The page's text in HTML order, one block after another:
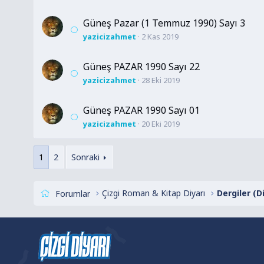
Güneş Pazar (1 Temmuz 1990) Sayı 3
yazicizahmet 2 Kas 2019
Güneş PAZAR 1990 Sayı 22
yazicizahmet 28 Eki 2019
Güneş PAZAR 1990 Sayı 01
yazicizahmet 20 Eki 2019
1 2 Sonraki
Forumlar Çizgi Roman & Kitap Diyarı Dergiler